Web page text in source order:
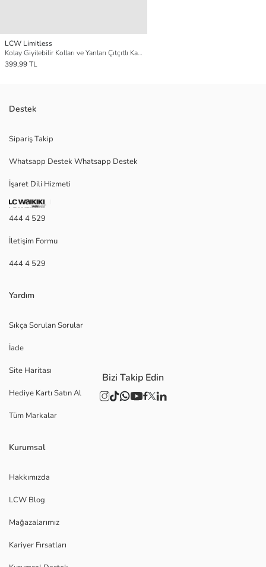
LCW Limitless
Kolay Giyilebilir Kolları ve Yanları Çıtçıtlı Kadın Pijama Üstü
399,99 TL
Destek
Sipariş Takip
Whatsapp Destek Whatsapp Destek
İşaret Dili Hizmeti
444 4 529
İletişim Formu
444 4 529
Yardım
Sıkça Sorulan Sorular
İade
Site Haritası
Hediye Kartı Satın Al
Tüm Markalar
Kurumsal
Hakkımızda
LCW Blog
Mağazalarımız
Kariyer Fırsatları
Bizi Takip Edin